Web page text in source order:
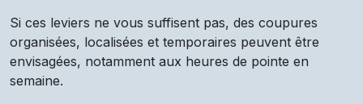
Si ces leviers ne vous suffisent pas, des coupures
organisées, localisées et temporaires peuvent être
envisagées, notamment aux heures de pointe en
semaine.